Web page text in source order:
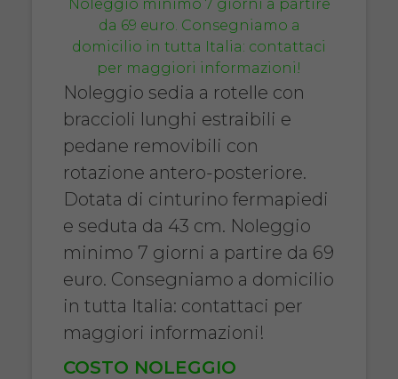
Noleggio sedia a rotelle con
braccioli lunghi estraibili e
pedane removibili con
rotazione antero-posteriore.
Dotata di cinturino fermapiedi
e seduta da 43 cm. Noleggio
minimo 7 giorni a partire da 69
euro. Consegniamo a domicilio
in tutta Italia: contattaci per
maggiori informazioni!
COSTO NOLEGGIO